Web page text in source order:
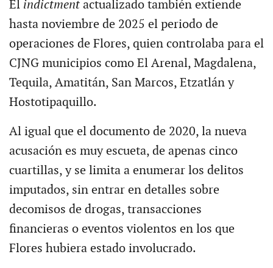
El indictmentactualizado también extiende
hasta noviembre de 2025 el periodo de
operaciones de Flores, quien controlaba para el
CJNG municipios como El Arenal, Magdalena,
Tequila, Amatitán, San Marcos, Etzatlán y
Hostotipaquillo.
Al igual que el documento de 2020, la nueva
acusación es muy escueta, de apenas cinco
cuartillas, y se limita a enumerar los delitos
imputados, sin entrar en detalles sobre
decomisos de drogas, transacciones
financieras o eventos violentos en los que
Flores hubiera estado involucrado.